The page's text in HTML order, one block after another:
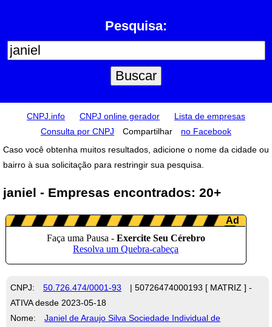
Pesquisa:
CNPJ.info CNPJ online gerador
Lista de empresas
Consulta por CNPJ
Compartilhar
no Facebook
Caso você obtenha muitos resultados, adicione o nome da cidade ou
bairro à sua solicitação para restringir sua pesquisa.
janiel - Empresas encontrados: 20+
CNPJ: 50.726.474/0001-93
| 50726474000193 [ MATRIZ ] -
ATIVA desde 2023-05-18
Nome:
Janiel de Araujo Silva Sociedade Individual de